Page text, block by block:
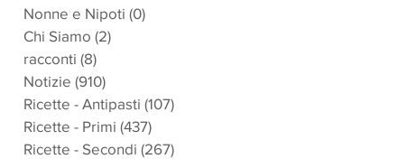
Nonne e Nipoti (0)
Chi Siamo (2)
racconti (8)
Notizie (910)
Ricette - Antipasti (107)
Ricette - Primi (437)
Ricette - Secondi (267)